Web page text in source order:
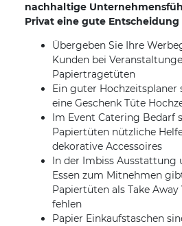
nachhaltige
Privat eine gute Entscheidung
Übergeben Sie Ihre
Kunden bei
Papiertragetüten
Ein guter
eine Geschenk Tüte
Im Event Catering Bedarf
Papiertüten nützliche
dekorative Accessoires
In der Imbiss Ausstattung
Essen zum Mitnehmen
Papiertüten als Take
fehlen
Papier Einkaufstaschen